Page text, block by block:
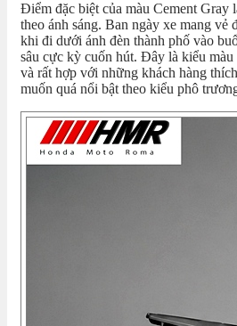
Điểm đặc biệt của màu Cement Gray
theo ánh sáng. Ban ngày xe mang vẻ
khi đi dưới ánh đèn thành phố vào
sâu cực kỳ cuốn hút. Đây là kiểu màu
và rất hợp với những khách hàng
muốn quá nổi bật theo kiểu phô